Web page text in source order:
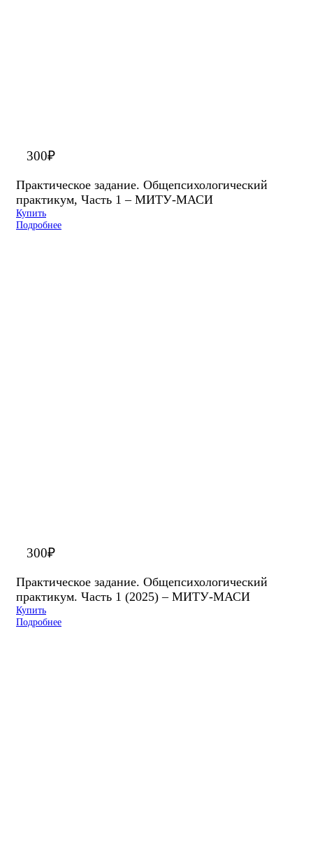
300₽
Практическое задание. Общепсихологический
практикум, Часть 1 – МИТУ-МАСИ
Купить
Подробнее
300₽
Практическое задание. Общепсихологический
практикум. Часть 1 (2025) – МИТУ-МАСИ
Купить
Подробнее